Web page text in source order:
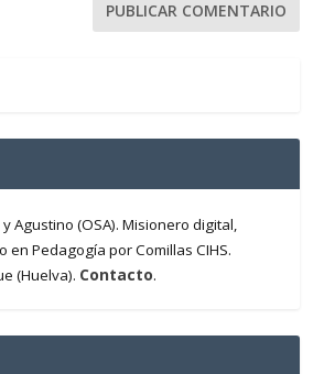
Agustino (OSA). Misionero digital,
en Pedagogía por Comillas CIHS.
(Huelva). Contacto.